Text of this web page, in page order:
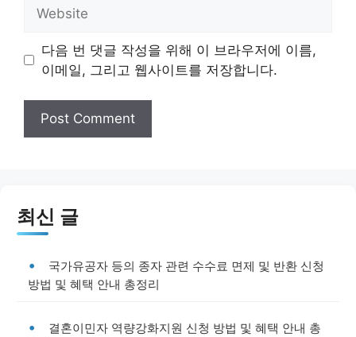
다음 번 댓글 작성을 위해 이 브라우저에 이름,
이메일, 그리고 웹사이트를 저장합니다.
최신 글
국가유공자 등의 종자 관련 수수료 면제 및 반환 신청
방법 및 혜택 안내 총정리
결혼이민자 역량강화지원 신청 방법 및 혜택 안내 총